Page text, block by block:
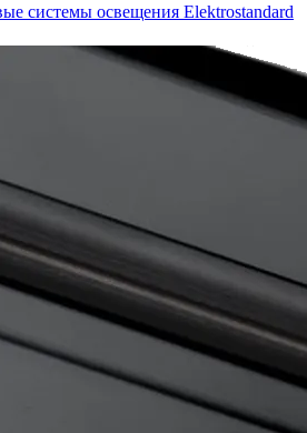
системы освещения Elektrostandard